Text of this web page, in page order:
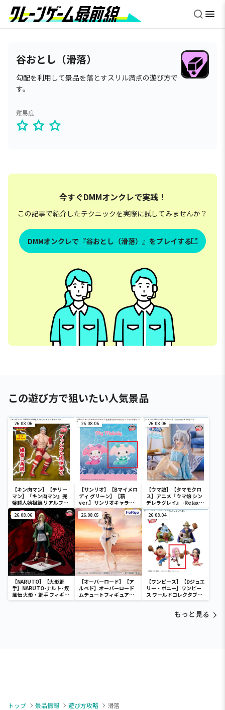
谷おとし（滑落）
勾配を利用して景品を落とすスリル満点の遊び方で
す。
難易度
今すぐDMMオンクレで実践！
この記事で紹介したテクニックを実際に試してみませんか？
DMMオンクレで『谷おとし（滑落）』をプレイする
この遊び方で狙いたい人気景品
26.08.06
【キン肉マン】【テリー
マン】『キン肉マン』完
璧超人始祖編 リアルフィ
ギュア-テリーマン-
26.08.06
【サンリオ】【Bマイメロ
ディ グリーン】【箱
ver.】サンリオキャラク
ターズ おおきな
SOFVIMATES～マイメロ
ディ マーメイドver. ～
26.08.06
【ウマ娘】【タマモクロ
ス】アニメ『ウマ娘 シン
デレラグレイ』 -Relax
time-タマモクロス
26.08.06
【NARUTO】【火影綱
手】NARUTO-ナルト- 疾
風伝 火影・綱手 フィギュ
ア～五影集結…!!～
26.08.05
【オーバーロード】【ア
ルベド】オーバーロード
ムチュートフィギュアー
アルベド・aqua ver.ー
26.08.04
【ワンピース】【Dジュエ
リー・ボニー】ワンピー
ス ワールドコレクタブル
フィギュア-宴1-
もっと見る
トップ 景品情報 遊び方攻略 滑落